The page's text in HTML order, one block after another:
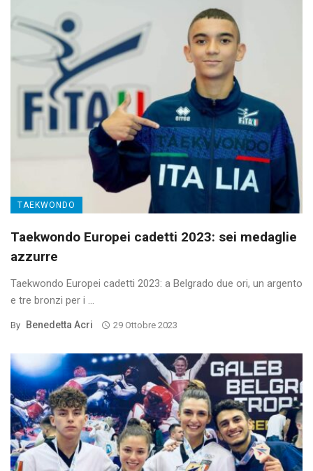
TAEKWONDO
Taekwondo Europei cadetti 2023: sei medaglie
azzurre
Taekwondo Europei cadetti 2023: a Belgrado due ori, un argento
e tre bronzi per i ...
By Benedetta Acri 29 Ottobre 2023